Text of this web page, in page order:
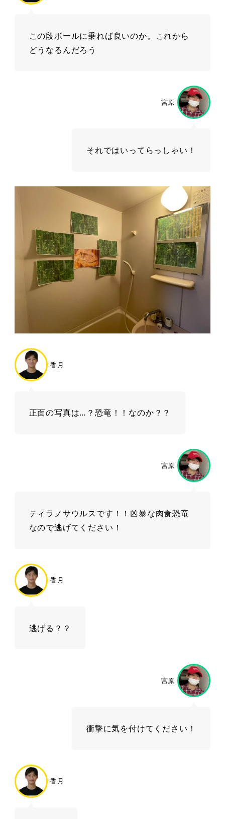
この段ボールに乗れば良いのか。これから
どうなるんだろう
宮原
それではいってらっしゃい！
香月
正面の写真は…？恐竜！！なのか？？
宮原
ティラノサウルスです！！凶暴な肉食恐竜
なので逃げてください！
香月
逃げる？？
宮原
衝撃に気を付けてください！
香月